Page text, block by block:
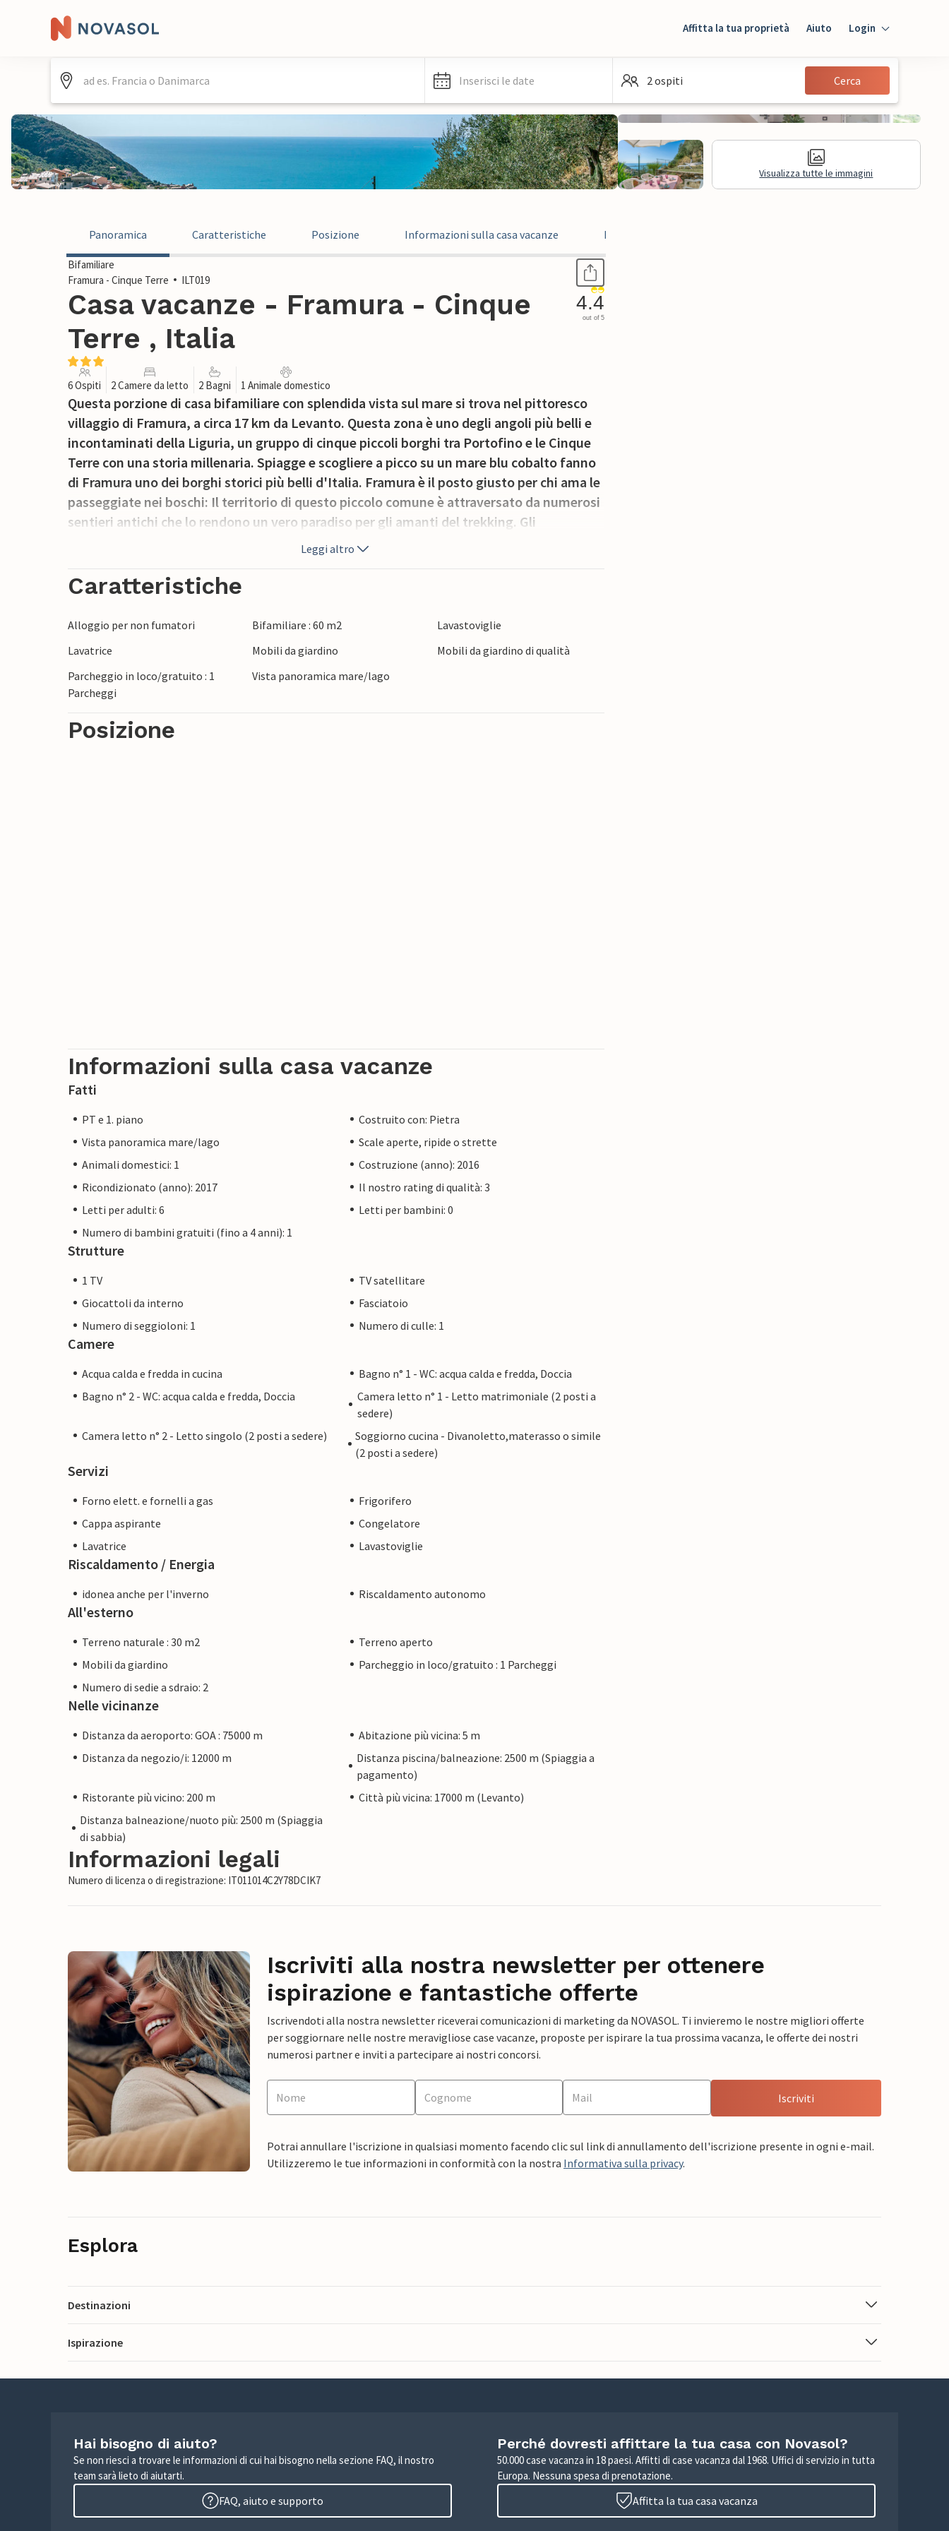
Affitta la tua proprietà Aiuto Login
Ospiti
Inserisci le date 2 ospiti Cerca
Visualizza tutte le immagini
Panoramica Caratteristiche Posizione Informazioni sulla casa vacanze Recensioni
Bifamiliare
Framura - Cinque Terre
ILT019
Casa vacanze - Framura - Cinque
Terre , Italia
4.4
out of 5
6 Ospiti 2 Camere da letto 2 Bagni 1 Animale domestico
Questa porzione di casa bifamiliare con splendida vista sul mare si trova nel pittoresco
villaggio di Framura, a circa 17 km da Levanto. Questa zona è uno degli angoli più belli e
incontaminati della Liguria, un gruppo di cinque piccoli borghi tra Portofino e le Cinque
Terre con una storia millenaria. Spiagge e scogliere a picco su un mare blu cobalto fanno
di Framura uno dei borghi storici più belli d'Italia. Framura è il posto giusto per chi ama le
passeggiate nei boschi: Il territorio di questo piccolo comune è attraversato da numerosi
sentieri antichi che lo rendono un vero paradiso per gli amanti del trekking. Gli
appassionati di ciclismo non possono perdersi la pista ciclabile "Mare e Monti" che da
Framura porta a Levanto passando per Bonassola: 6 km di percorso pianeggiante e facile
lungo la vecchia linea ferroviaria con una spettacolare vista sul mare. Le Cinque Terre,
parco nazionale, di una riserva marina dal 1999 e del patrimonio mondiale dell'UNESCO
numerose o gruppi di amici.
Leggi altro
Caratteristiche
Alloggio per non fumatori Bifamiliare : 60 m2
Lavastoviglie
Lavatrice
Mobili da giardino
Mobili da giardino di qualità
Parcheggio in loco/gratuito : 1
Parcheggi
Vista panoramica mare/lago
Posizione
Informazioni sulla casa vacanze
Fatti
PT e 1. piano
Costruito con: Pietra
Vista panoramica mare/lago
Scale aperte, ripide o strette
Animali domestici: 1
Costruzione (anno): 2016
Ricondizionato (anno): 2017
Il nostro rating di qualità: 3
Letti per adulti: 6
Letti per bambini: 0
Numero di bambini gratuiti (fino a 4 anni): 1
Strutture
1 TV
TV satellitare
Giocattoli da interno
Fasciatoio
Numero di seggioloni: 1
Numero di culle: 1
Camere
Acqua calda e fredda in cucina
Bagno n° 1 - WC: acqua calda e fredda, Doccia
Bagno n° 2 - WC: acqua calda e fredda, Doccia
Camera letto n° 1 - Letto matrimoniale (2 posti a
sedere)
Camera letto n° 2 - Letto singolo (2 posti a sedere)
Soggiorno cucina - Divanoletto,materasso o simile
(2 posti a sedere)
Servizi
Forno elett. e fornelli a gas
Frigorifero
Cappa aspirante
Congelatore
Lavatrice
Lavastoviglie
Riscaldamento / Energia
idonea anche per l'inverno Riscaldamento autonomo
All'esterno
Terreno naturale : 30 m2
Terreno aperto
Mobili da giardino
Parcheggio in loco/gratuito : 1 Parcheggi
Numero di sedie a sdraio: 2
Nelle vicinanze
Distanza da aeroporto: GOA : 75000 m
Abitazione più vicina: 5 m
Distanza da negozio/i: 12000 m
Distanza piscina/balneazione: 2500 m (Spiaggia a
pagamento)
Ristorante più vicino: 200 m
Città più vicina: 17000 m (Levanto)
Distanza balneazione/nuoto più: 2500 m (Spiaggia
di sabbia)
Informazioni legali
Numero di licenza o di registrazione: IT011014C2Y78DCIK7
Iscriviti alla nostra newsletter per ottenere
ispirazione e fantastiche offerte
Iscrivendoti alla nostra newsletter riceverai comunicazioni di marketing da NOVASOL. Ti invieremo le nostre migliori offerte
per soggiornare nelle nostre meravigliose case vacanze, proposte per ispirare la tua prossima vacanza, le offerte dei nostri
numerosi partner e inviti a partecipare ai nostri concorsi.
Iscriviti
Potrai annullare l'iscrizione in qualsiasi momento facendo clic sul link di annullamento dell'iscrizione presente in ogni e-mail.
Utilizzeremo le tue informazioni in conformità con la nostra Informativa sulla privacy.
Esplora
Destinazioni
Ispirazione
Hai bisogno di aiuto?
Se non riesci a trovare le informazioni di cui hai bisogno nella sezione FAQ, il nostro
team sarà lieto di aiutarti.
FAQ, aiuto e supporto
Perché dovresti affittare la tua casa con Novasol?
50.000 case vacanza in 18 paesi. Affitti di case vacanza dal 1968. Uffici di servizio in tutta
Europa. Nessuna spesa di prenotazione.
Affitta la tua casa vacanza